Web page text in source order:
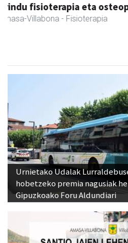
Zubimusu Ikastola
Amasa-Villabona - Hezkuntza
Urnietako Udalak
hobetzeko premia nagusiak
Gipuzkoako Foru Aldundiari